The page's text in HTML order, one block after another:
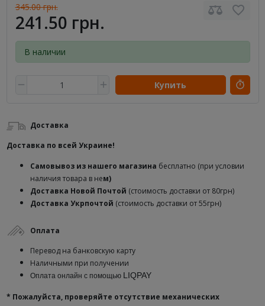
345.00 грн.
241.50 грн.
В наличии
Купить
Доставка
Доставка по всей Украине!
Самовывоз из нашего магазина бесплатно (при условии
наличия товара в нем)
Доставка Новой Почтой (стоимость доставки от 80грн)
Доставка Укрпочтой (стоимость доставки от 55грн)
Оплата
Перевод на банковскую карту
Наличными при получении
Оплата онлайн с помощью LIQPAY
* Пожалуйста, проверяйте отсутствие механических